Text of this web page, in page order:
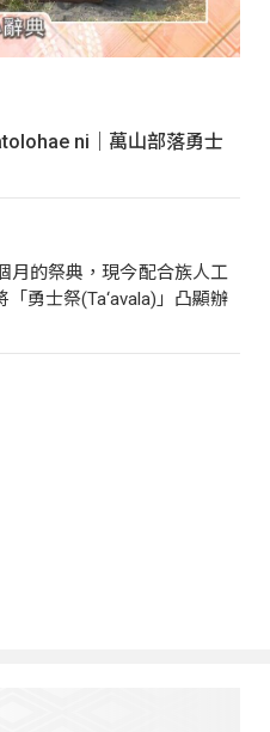
ni｜萬山部落勇士
月的祭典，現今配合族人工
勇士祭(Ta‘avala)」凸顯辦